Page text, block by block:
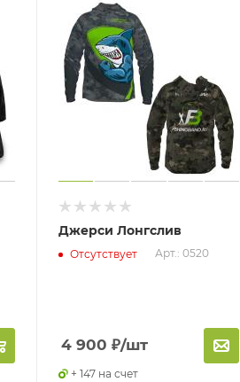
Джерси Лонгслив
Отсутствует Арт.: 0520
4 900 ₽/шт
+ 147 на счет